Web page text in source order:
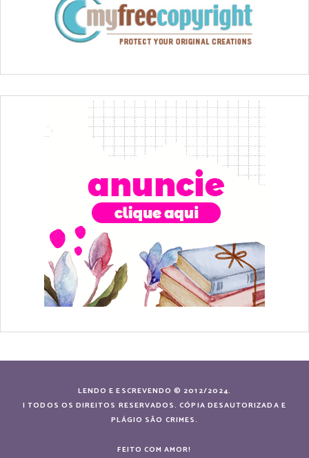
LENDO E ESCREVENDO © 2012/2024.
| TODOS OS DIREITOS RESERVADOS. CÓPIA DESAUTORIZADA E
PLÁGIO SÃO CRIMES.
FEITO COM AMOR!